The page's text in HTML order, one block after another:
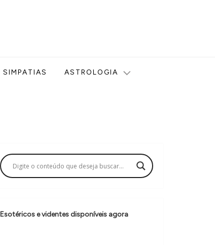
SIMPATIAS ASTROLOGIA
Esotéricos e videntes disponíveis agora